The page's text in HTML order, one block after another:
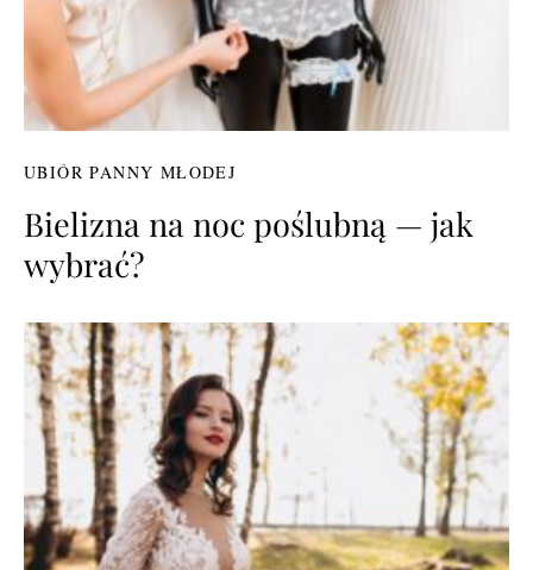
UBIÓR PANNY MŁODEJ
Bielizna na noc poślubną — jak
wybrać?